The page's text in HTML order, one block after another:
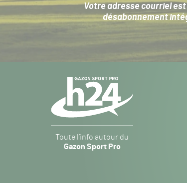
Votre adresse courriel
désabonnement
Sport
Pro
Toute l’info autour du
Gazon Sport Pro